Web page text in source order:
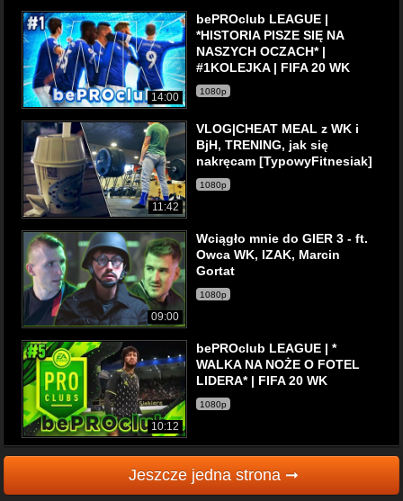
14:00
bePROclub LEAGUE |
*HISTORIA PISZE SIĘ NA
NASZYCH OCZACH* |
#1KOLEJKA | FIFA 20 WK
1080p
11:42
VLOG|CHEAT MEAL z WK i
BjH, TRENING, jak się
nakręcam [TypowyFitnesiak]
1080p
09:00
Wciągło mnie do GIER 3 - ft.
Owca WK, IZAK, Marcin
Gortat
1080p
10:12
bePROclub LEAGUE | *
WALKA NA NOŻE O FOTEL
LIDERA* | FIFA 20 WK
1080p
Jeszcze jedna strona ➞